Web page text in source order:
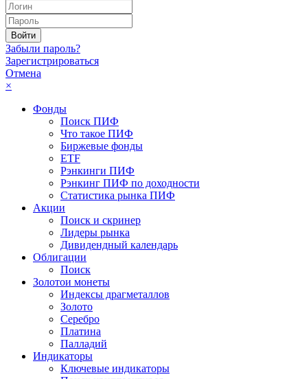
Забыли пароль?
Зарегистрироваться
Отмена
×
Фонды
Поиск ПИФ
Что такое ПИФ
Биржевые фонды
ETF
Рэнкинги ПИФ
Рэнкинг ПИФ по доходности
Статистика рынка ПИФ
Акции
Поиск и скринер
Лидеры рынка
Дивидендный календарь
Облигации
Поиск
Золотои монеты
Индексы драгметаллов
Золото
Серебро
Платина
Палладий
Индикаторы
Ключевые индикаторы